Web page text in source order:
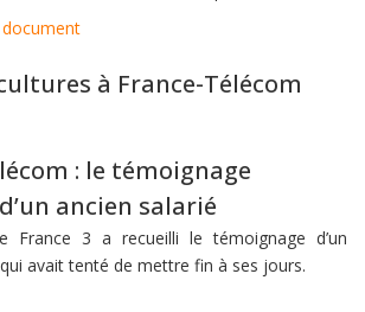
à France-Télécom
: le témoignage
ancien salarié
France 3 a recueilli le témoignage d’un
avait tenté de mettre fin à ses jours.